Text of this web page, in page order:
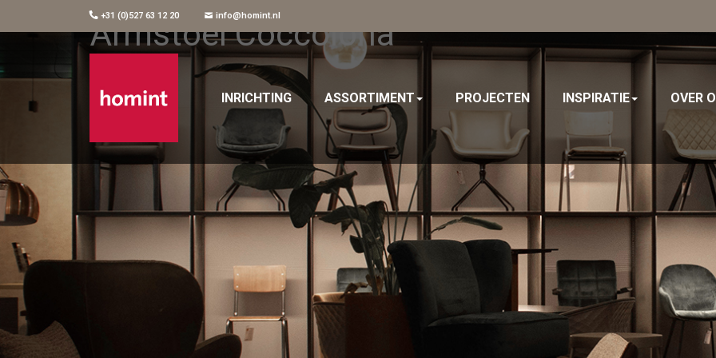
+31 (0)527 63 12 20 info@homint.nl
INRICHTING ASSORTIMENT PROJECTEN INSPIRATIE OVER
Armstoel Coccolona